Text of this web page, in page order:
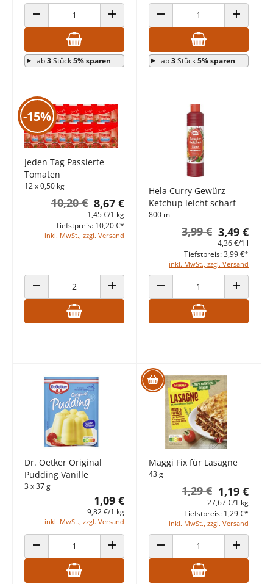
ANZAHL VERRINGERN ANZAHL ERHÖHEN
ab3Stück5% sparen
ANZAHL VERRINGERN ANZAHL
ab3Stück5% sparen
-15%
Jeden Tag Passierte
Tomaten
12 x 0,50 kg
8,67 €
10,20 €
1,45 €/1 kg
inkl. MwSt., zzgl. Versand
Tiefstpreis: 10,20 €*
ANZAHL VERRINGERN ANZAHL ERHÖHEN
Hela Curry Gewürz
Ketchup leicht scharf
800 ml
3,49 €
3,99 €
4,36 €/1 l
inkl. MwSt., zzgl. Versand
Tiefstpreis: 3,99 €*
ANZAHL VERRINGERN ANZAHL
Dr. Oetker Original
Pudding Vanille
3 x 37 g
1,09 €
9,82 €/1 kg
inkl. MwSt., zzgl. Versand
ANZAHL VERRINGERN ANZAHL ERHÖHEN
Maggi Fix für Lasagne
43 g
1,19 €
1,29 €
27,67 €/1 kg
inkl. MwSt., zzgl. Versand
Tiefstpreis: 1,29 €*
ANZAHL VERRINGERN ANZAHL